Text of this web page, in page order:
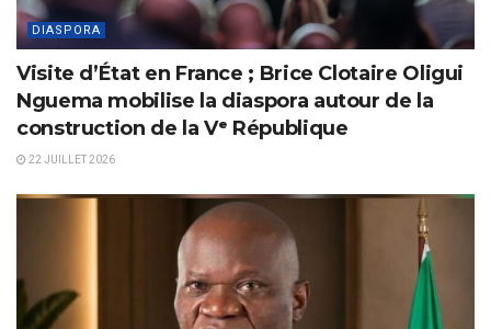
DIASPORA
Visite d’État en France ; Brice Clotaire Oligui
Nguema mobilise la diaspora autour de la
construction de la Vᵉ République
22 JUILLET 2026